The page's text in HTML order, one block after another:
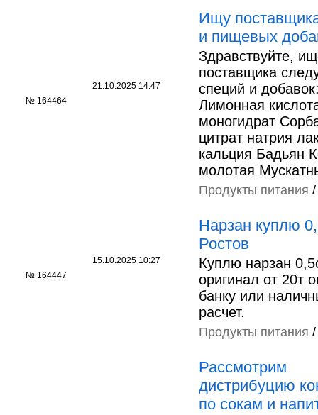
№ 164464
21.10.2025 14:47
Ищу
и пищевых
Здравствуйте,
поставщика
специй и
Лимонная
моногидрат
цитрат натрия
кальция Бадьян
молотая
Продукты питания
№ 164447
15.10.2025 10:27
Нарзан куплю
Ростов
Куплю нарзан
оригинал от 20т
банку или
расчет.
Продукты питания
Рассмотрим
дистрибуцию
по сокам и